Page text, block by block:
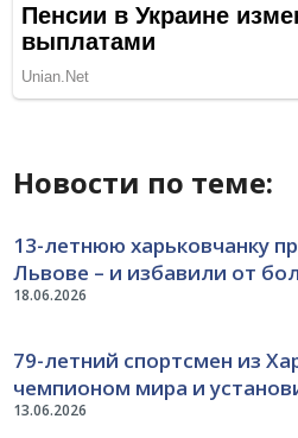
Новости по теме:
18.06.2026
13-летнюю харьковчанку
Львове – и избавили от
13.06.2026
79-летний спортсмен из
чемпионом мира и